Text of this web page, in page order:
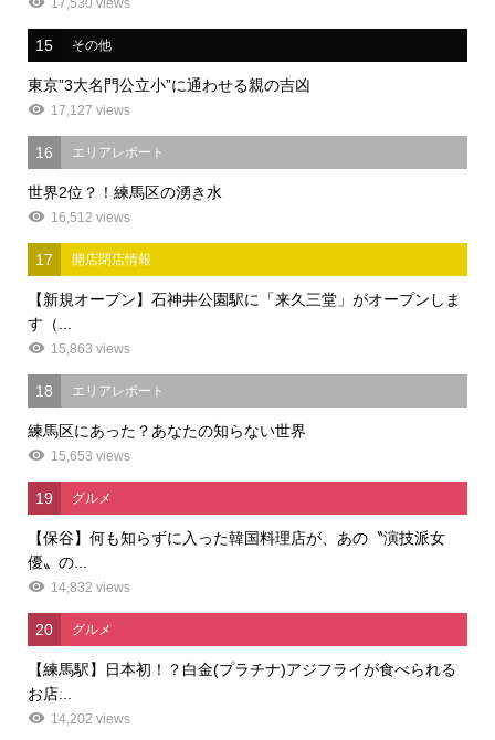
17,530 views
15 その他
東京”3大名門公立小”に通わせる親の吉凶
17,127 views
16 エリアレポート
世界2位？！練馬区の湧き水
16,512 views
17 開店閉店情報
【新規オープン】石神井公園駅に「来久三堂」がオープンしま
す（...
15,863 views
18 エリアレポート
練馬区にあった？あなたの知らない世界
15,653 views
19 グルメ
【保谷】何も知らずに入った韓国料理店が、あの〝演技派女
優〟の...
14,832 views
20 グルメ
【練馬駅】日本初！？白金(プラチナ)アジフライが食べられる
お店...
14,202 views